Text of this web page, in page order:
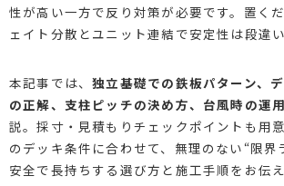
性が高い一方で反り対策が必要です。置く
ェイト分散とユニット連結で安定性は段違
本記事では、独立基礎での鉄板パターン、
の正解、支柱ピッチの決め方、台風時の運用
説。採寸・見積もりチェックポイントも用
のデッキ条件に合わせて、無理のない“限界
安全で長持ちする選び方と施工手順をお伝え